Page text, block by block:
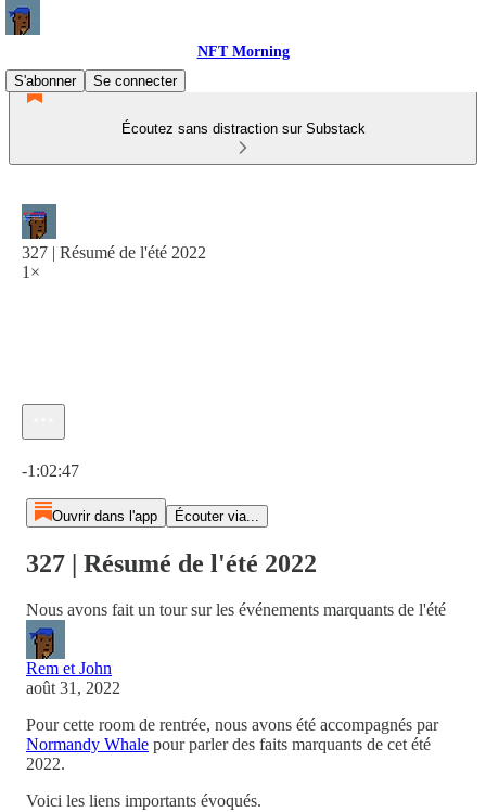
NFT Morning
S'abonner
Se connecter
Écoutez sans distraction sur Substack
327 | Résumé de l'été 2022
1×
-1:02:47
Ouvrir dans l'app Écouter via...
327 | Résumé de l'été 2022
Nous avons fait un tour sur les événements marquants de l'été
Rem et John
août 31, 2022
Pour cette room de rentrée, nous avons été accompagnés par
Normandy Whale pour parler des faits marquants de cet été
2022.
Voici les liens importants évoqués.